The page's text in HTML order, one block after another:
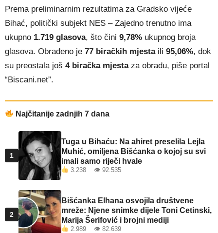
Prema preliminarnim rezultatima za Gradsko vijeće
Bihać, politički subjekt NES – Zajedno trenutno ima
ukupno 1.719 glasova, što čini 9,78% ukupnog broja
glasova. Obrađeno je 77 biračkih mjestaili 95,06%, dok
su preostala još 4 biračka mjestaza obradu, piše portal
“Biscani.net”.
Najčitanije zadnjih 7 dana
1
Tuga u Bihaću: Na ahiret preselila Lejla
Muhić, omiljena Bišćanka o kojoj su svi
imali samo riječi hvale
3.238 👁 92.535
2
Bišćanka Elhana osvojila društvene
mreže: Njene snimke dijele Toni Cetinski,
Marija Šerifović i brojni mediji
2.989 👁 82.639